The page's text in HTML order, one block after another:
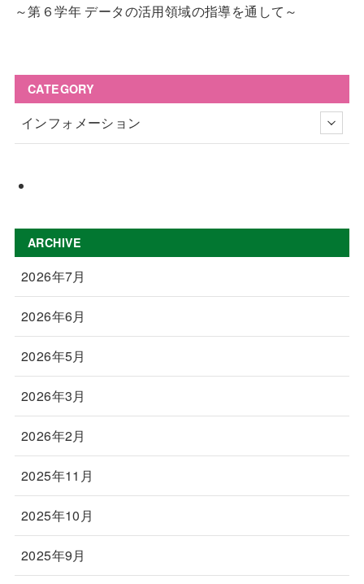
～第６学年 データの活用領域の指導を通して～
CATEGORY
インフォメーション
ARCHIVE
2026年7月
2026年6月
2026年5月
2026年3月
2026年2月
2025年11月
2025年10月
2025年9月